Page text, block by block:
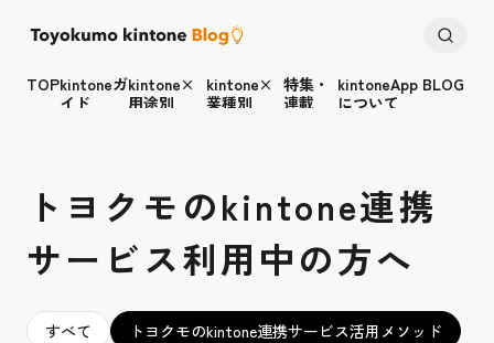
TOPkintoneガ
イド
kintone×
用途別
kintone×
業種別
特集・
連載
kintoneApp BLOG
について
トヨクモのkintone連携
サービス利用中の方へ
すべて
トヨクモのkintone連携サービス活用メソッド